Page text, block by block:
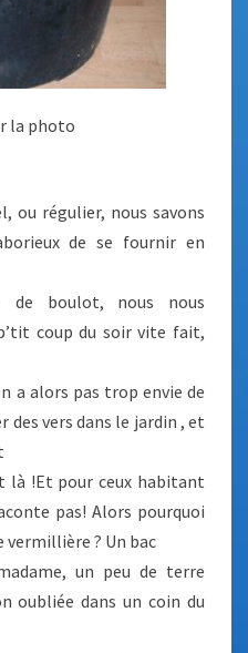
la photo
ou régulier, nous savons
de se fournir en
de boulot, nous nous
coup du soir vite fait,
a alors pas trop envie de
des vers dans le jardin , et
là !Et pour ceux habitant
pas! Alors pourquoi
vermillière ? Un bac
un peu de terre
oubliée dans un coin du